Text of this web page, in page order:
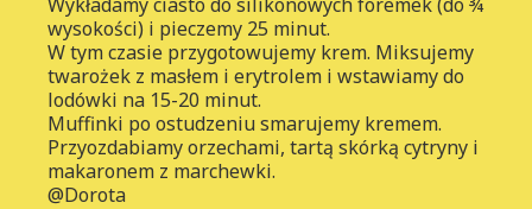
wysokości) i pieczemy 25 minut.
W tym czasie przygotowujemy krem. Miksujemy
twarożek z masłem i erytrolem i wstawiamy do
lodówki na 15-20 minut.
Muffinki po ostudzeniu smarujemy kremem.
Przyozdabiamy orzechami, tartą skórką cytryny i
makaronem z marchewki.
@Dorota